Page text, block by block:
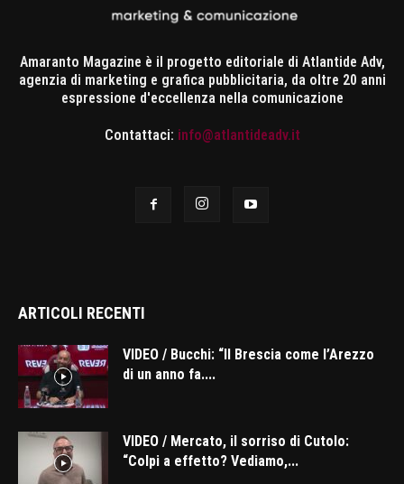
Amaranto Magazine è il progetto editoriale di Atlantide Adv,
agenzia di marketing e grafica pubblicitaria, da oltre 20 anni
espressione d'eccellenza nella comunicazione
Contattaci: info@atlantideadv.it
ARTICOLI RECENTI
VIDEO / Bucchi: “Il Brescia come l’Arezzo
di un anno fa....
VIDEO / Mercato, il sorriso di Cutolo:
“Colpi a effetto? Vediamo,...